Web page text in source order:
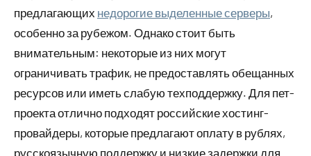
предлагающих недорогие выделенные серверы,
особенно за рубежом. Однако стоит быть
внимательным: некоторые из них могут
ограничивать трафик, не предоставлять обещанных
ресурсов или иметь слабую техподдержку. Для пет-
проекта отлично подходят российские хостинг-
провайдеры, которые предлагают оплату в рублях,
русскоязычную поддержку и низкие задержки для